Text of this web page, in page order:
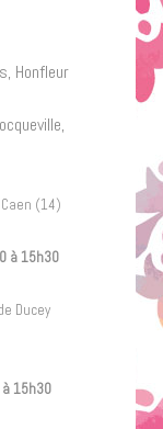
Honfleur
(14)
à 15h30
Ducey
15h30